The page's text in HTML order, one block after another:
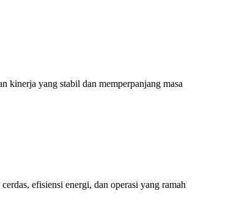
kinerja yang stabil dan memperpanjang masa
efisiensi energi, dan operasi yang ramah